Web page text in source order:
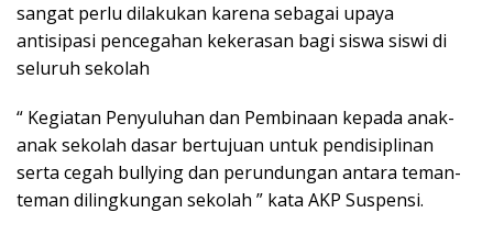
sangat perlu dilakukan karena sebagai upaya
antisipasi pencegahan kekerasan bagi siswa siswi di
seluruh sekolah
“ Kegiatan Penyuluhan dan Pembinaan kepada anak-
anak sekolah dasar bertujuan untuk pendisiplinan
serta cegah bullying dan perundungan antara teman-
teman dilingkungan sekolah ” kata AKP Suspensi.